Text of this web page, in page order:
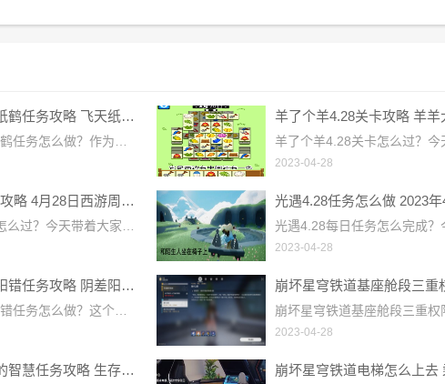
崩坏星穹铁道飞天纸鹤任务攻略 飞天纸鹤隐藏任务通关流程解析
2023-04-28
保卫萝卜4周赛4.28攻略 4月28日西游周赛图文通关流程
2023-04-28
崩坏星穹铁道阴差阳错任务攻略 阴差阳错任务图文通关流程
2023-04-28
崩坏星穹铁道生存的智慧任务攻略 生存的智慧任务通关流程